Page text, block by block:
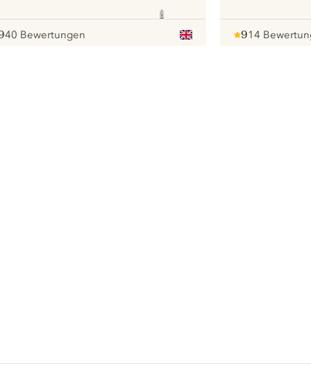
40 Bewertungen
914